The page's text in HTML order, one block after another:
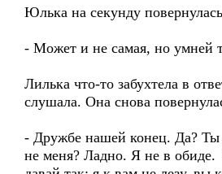
Юлька на секунду
- Может и не самая, но умней
Лилька что-то забухтела в
слушала. Она снова
- Дружбе нашей конец. Да? Ты
не меня? Ладно. Я не в обиде.